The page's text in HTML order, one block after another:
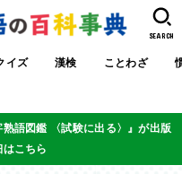
イズ 漢検 ことわざ
SEARCH
語図鑑 〈試験に出る〉』が出版
こちら